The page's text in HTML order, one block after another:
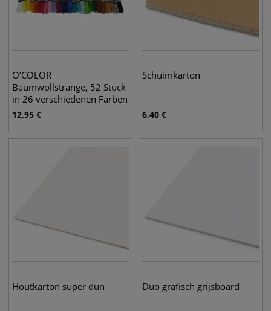
O’COLOR
Baumwollstränge, 52 Stück
in 26 verschiedenen Farben
12,95 €
Schuimkarton
6,40 €
Houtkarton super dun Duo grafisch grijsboard